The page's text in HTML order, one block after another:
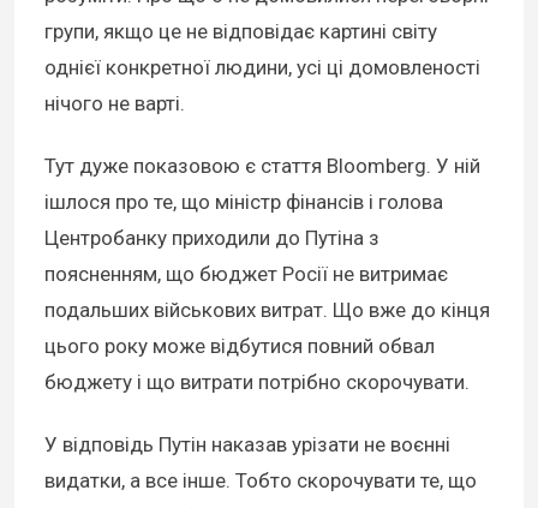
групи, якщо це не відповідає картині світу
однієї конкретної людини, усі ці домовленості
нічого не варті.
Тут дуже показовою є стаття Bloomberg. У ній
ішлося про те, що міністр фінансів і голова
Центробанку приходили до Путіна з
поясненням, що бюджет Росії не витримає
подальших військових витрат. Що вже до кінця
цього року може відбутися повний обвал
бюджету і що витрати потрібно скорочувати.
У відповідь Путін наказав урізати не воєнні
видатки, а все інше. Тобто скорочувати те, що